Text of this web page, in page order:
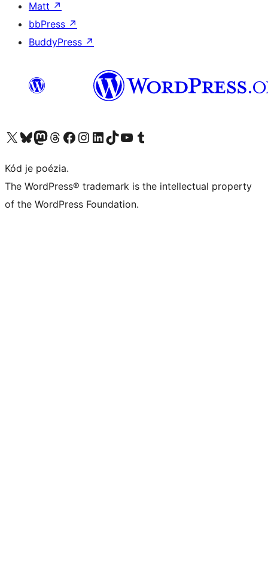
Matt ↗
bbPress ↗
BuddyPress ↗
Navštívte náš účet na X (predtým Twitter)
Navštívte náš účet na platforme Bluesky
Navštívte náš účet na Mastodone
Navštívte náš účet na platforme Threads
Navštívte našu stránku na Facebooku
Navštívte náš účet Instagram
Navštívte náš účet LinkedIn
Navštívte náš účet na platforme TikTok
Navštívte náš kanál YouTube
Navštívte náš účet na platforme Tumblr
Kód je poézia.
The WordPress® trademark is the intellectual property
of the WordPress Foundation.